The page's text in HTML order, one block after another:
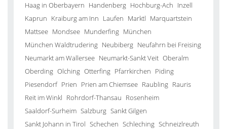
Haag in Oberbayern Handenberg Hochburg-Ach Inzell
Kaprun Kraiburg am Inn Laufen Marktl Marquartstein
Mattsee Mondsee Munderfing München
München Waldtrudering Neubiberg Neufahrn bei Freising
Neumarkt am Wallersee Neumarkt-Sankt Veit Oberalm
Oberding Olching Otterfing Pfarrkirchen Piding
Piesendorf Prien Prien am Chiemsee Raubling Rauris
Reit im Winkl Rohrdorf-Thansau Rosenheim
Saaldorf-Surheim Salzburg Sankt Gilgen
Sankt Johann in Tirol Schechen Schleching Schneizlreuth